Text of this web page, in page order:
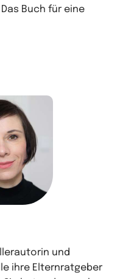
Buch für eine
und
ihre Elternratgeber